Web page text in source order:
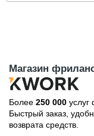
Магазин
Более 250 000 услуг
Быстрый заказ,
возврата средств.